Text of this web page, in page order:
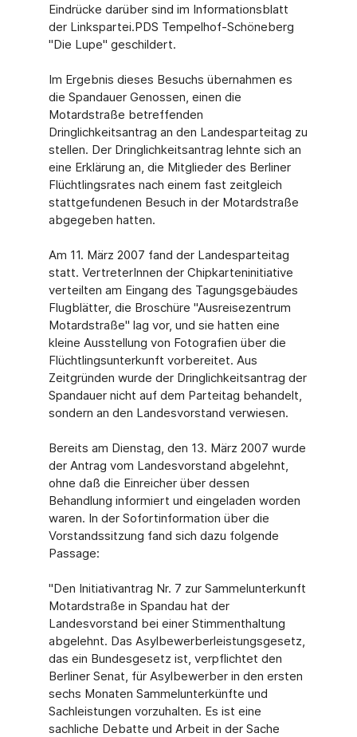
Eindrücke darüber sind im Informationsblatt
der Linkspartei.PDS Tempelhof-Schöneberg
"Die Lupe" geschildert.
Im Ergebnis dieses Besuchs übernahmen es
die Spandauer Genossen, einen die
Motardstraße betreffenden
Dringlichkeitsantrag an den Landesparteitag zu
stellen. Der Dringlichkeitsantrag lehnte sich an
eine Erklärung an, die Mitglieder des Berliner
Flüchtlingsrates nach einem fast zeitgleich
stattgefundenen Besuch in der Motardstraße
abgegeben hatten.
Am 11. März 2007 fand der Landesparteitag
statt. VertreterInnen der Chipkarteninitiative
verteilten am Eingang des Tagungsgebäudes
Flugblätter, die Broschüre "Ausreisezentrum
Motardstraße" lag vor, und sie hatten eine
kleine Ausstellung von Fotografien über die
Flüchtlingsunterkunft vorbereitet. Aus
Zeitgründen wurde der Dringlichkeitsantrag der
Spandauer nicht auf dem Parteitag behandelt,
sondern an den Landesvorstand verwiesen.
Bereits am Dienstag, den 13. März 2007 wurde
der Antrag vom Landesvorstand abgelehnt,
ohne daß die Einreicher über dessen
Behandlung informiert und eingeladen worden
waren. In der Sofortinformation über die
Vorstandssitzung fand sich dazu folgende
Passage:
"Den Initiativantrag Nr. 7 zur Sammelunterkunft
Motardstraße in Spandau hat der
Landesvorstand bei einer Stimmenthaltung
abgelehnt. Das Asylbewerberleistungsgesetz,
das ein Bundesgesetz ist, verpflichtet den
Berliner Senat, für Asylbewerber in den ersten
sechs Monaten Sammelunterkünfte und
Sachleistungen vorzuhalten. Es ist eine
sachliche Debatte und Arbeit in der Sache